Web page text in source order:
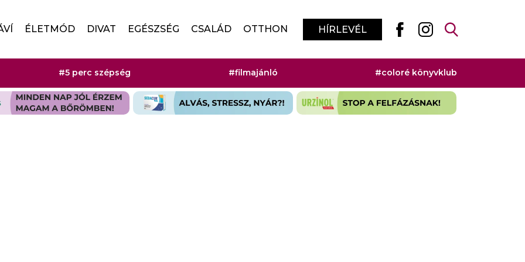
ÉLETMÓD DIVAT EGÉSZSÉG CSALÁD OTTHON HÍRLEVÉL
#5 perc szépség #filmajánló #coloré könyvklub